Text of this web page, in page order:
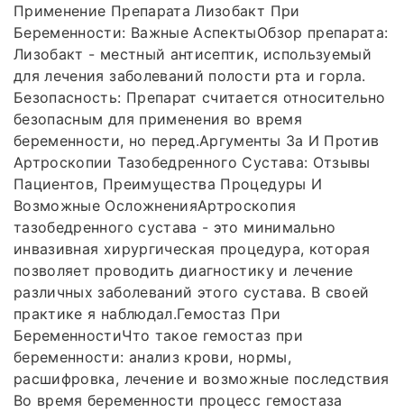
Применение Препарата Лизобакт При
Беременности: Важные АспектыОбзор препарата:
Лизобакт - местный антисептик, используемый
для лечения заболеваний полости рта и горла.
Безопасность: Препарат считается относительно
безопасным для применения во время
беременности, но перед.Аргументы За И Против
Артроскопии Тазобедренного Сустава: Отзывы
Пациентов, Преимущества Процедуры И
Возможные ОсложненияАртроскопия
тазобедренного сустава - это минимально
инвазивная хирургическая процедура, которая
позволяет проводить диагностику и лечение
различных заболеваний этого сустава. В своей
практике я наблюдал.Гемостаз При
БеременностиЧто такое гемостаз при
беременности: анализ крови, нормы,
расшифровка, лечение и возможные последствия
Во время беременности процесс гемостаза